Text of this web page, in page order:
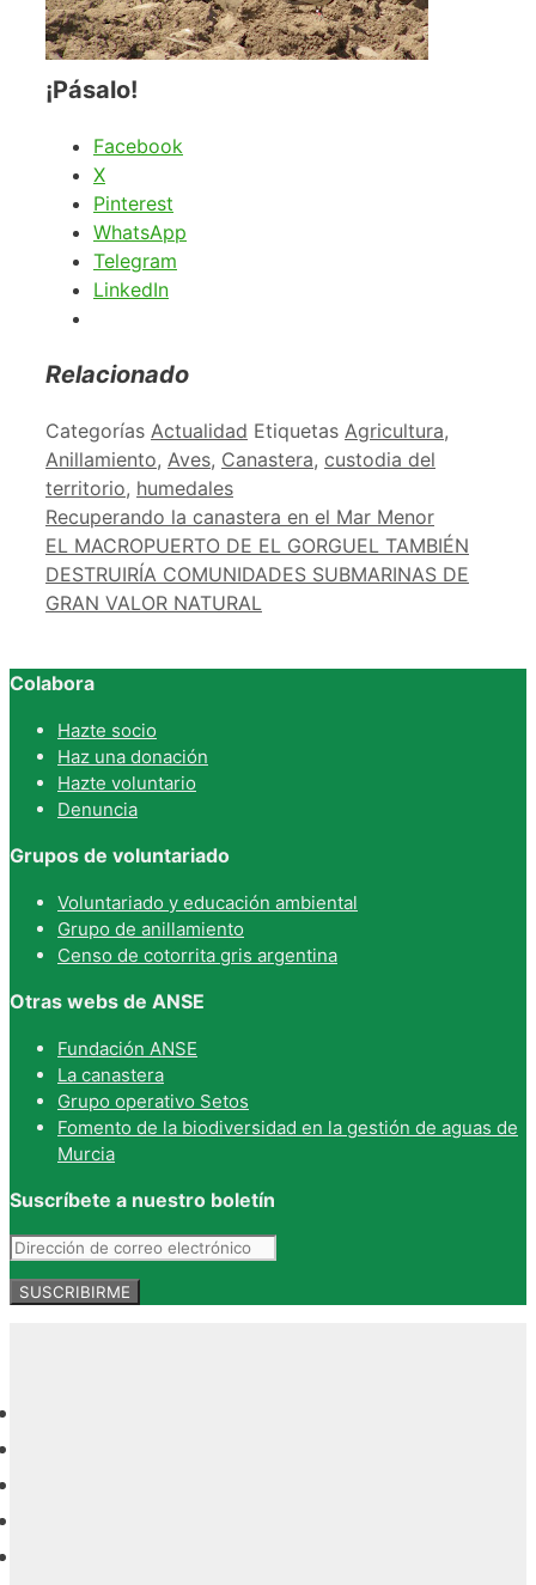
¡Pásalo!
Facebook
X
Pinterest
WhatsApp
Telegram
LinkedIn
Relacionado
Categorías Actualidad Etiquetas Agricultura,
Anillamiento, Aves, Canastera, custodia del
territorio, humedales
Recuperando la canastera en el Mar Menor
EL MACROPUERTO DE EL GORGUEL TAMBIÉN
DESTRUIRÍA COMUNIDADES SUBMARINAS DE
GRAN VALOR NATURAL
Colabora
Hazte socio
Haz una donación
Hazte voluntario
Denuncia
Grupos de voluntariado
Voluntariado y educación ambiental
Grupo de anillamiento
Censo de cotorrita gris argentina
Otras webs de ANSE
Fundación ANSE
La canastera
Grupo operativo Setos
Fomento de la biodiversidad en la gestión de aguas de
Murcia
Suscríbete a nuestro boletín